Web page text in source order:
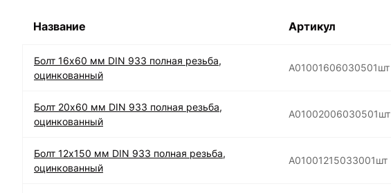
Название Артикул
Болт 16х60 мм DIN 933 полная резьба,
оцинкованный
А01001606030501шт
Болт 20х60 мм DIN 933 полная резьба,
оцинкованный
А01002006030501шт
Болт 12х150 мм DIN 933 полная резьба,
оцинкованный
А01001215033001шт